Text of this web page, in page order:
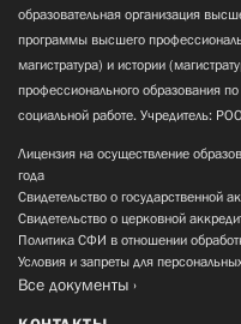
образовательная организация
программы высшего
магистратура) и истории
профессионального образования
социальной работе. Учредитель:
Лицензия на осуществление
года
Свидетельство о государственной
Свидетельство о церковной
Политика СФИ в отношении
Условия и запреты для
Все документы